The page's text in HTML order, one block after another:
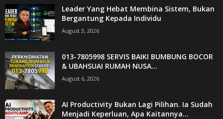
Leader Yang Hebat Membina Sistem, Bukan
Bergantung Kepada Individu
August 3, 2026
013-7805998 SERVIS BAIKI BUMBUNG BOCOR
& UBAHSUAI RUMAH NUSA...
August 6, 2026
AI Productivity Bukan Lagi Pilihan. Ia Sudah
Menjadi Keperluan, Apa Kaitannya...